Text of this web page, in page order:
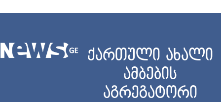
ქართული ახალი
ამბების
აგრეგატორი